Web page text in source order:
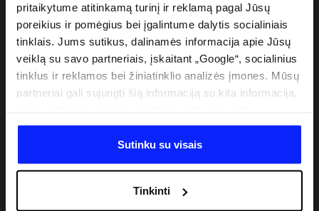
pritaikytume atitinkamą turinį ir reklamą pagal Jūsų
poreikius ir pomėgius bei įgalintume dalytis socialiniais
tinklais. Jums sutikus, dalinamės informacija apie Jūsų
veiklą su savo partneriais, įskaitant „Google“, socialinius
tinklus ir reklamos bei žiniatinklio analizės įmones. Mūsų
partneriai gali sujungti šią informaciją su kita informacija,
duomenimis, kuriuos jie gauna, kai naudojatės jų
paslaugomis. Gavus Jūsų leidimą, mes galime perduoti
Jūsų asmeninę informaciją savo partneriams, siekdami
analitinius tyrimus, pritaikyti turinį ir tobulinti mūsų
Sutinku su visais
Tinkinti